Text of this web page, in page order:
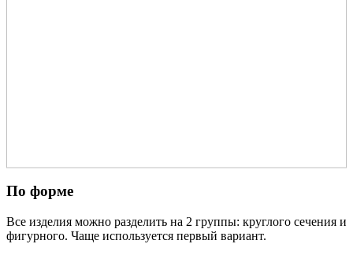
По форме
Все изделия можно разделить на 2 группы: круглого сечения и
фигурного. Чаще используется первый вариант.